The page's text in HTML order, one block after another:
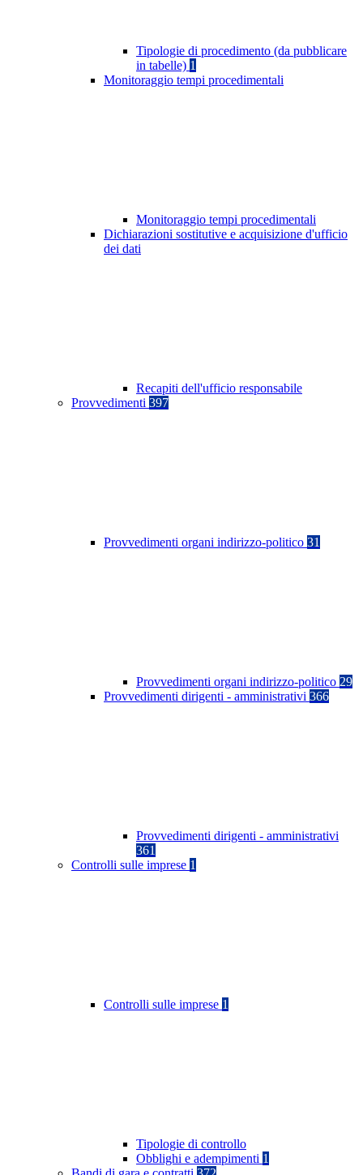
Tipologie di procedimento (da pubblicare
in tabelle) 1
Monitoraggio tempi procedimentali
Monitoraggio tempi procedimentali
Dichiarazioni sostitutive e acquisizione d'ufficio
dei dati
Recapiti dell'ufficio responsabile
Provvedimenti 397
Provvedimenti organi indirizzo-politico 31
Provvedimenti organi indirizzo-politico 29
Provvedimenti dirigenti - amministrativi 366
Provvedimenti dirigenti - amministrativi
361
Controlli sulle imprese 1
Controlli sulle imprese 1
Tipologie di controllo
Obblighi e adempimenti 1